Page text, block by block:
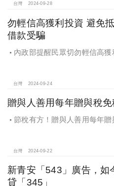
得稅
台灣 2024-09-28
勿輕信高獲利投資 避免
借款受騙
內政部提醒民眾切勿輕信高獲
台灣 2024-09-24
贈與人善用每年贈與稅
節稅有方！贈與人善用每年贈
台灣 2024-09-22
新青安「543」廣告，如
貸「345」